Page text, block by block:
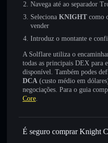
Navega até ao separador
Seleciona KNIGHT como
vender
Introduz o montante e
A Solflare utiliza o
todas as principais DEX para
disponível. Também podes
DCA (custo médio em
negociações. Para o guia
Core.
É seguro comprar Knight